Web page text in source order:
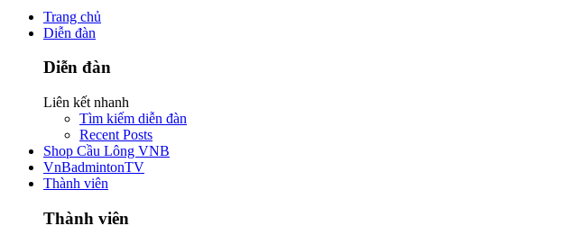
Trang chủ
Diễn đàn
Diễn đàn
Liên kết nhanh
Tìm kiếm diễn đàn
Recent Posts
Shop Cầu Lông VNB
VnBadmintonTV
Thành viên
Thành viên